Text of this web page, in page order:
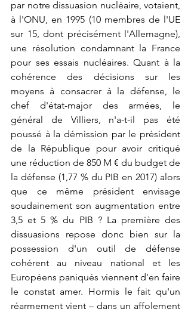
par notre dissuasion nucléaire, votaient,
à l'ONU, en 1995 (10 membres de l'UE
sur 15, dont précisément l'Allemagne),
une résolution condamnant la France
pour ses essais nucléaires. Quant à la
cohérence des décisions sur les
moyens à consacrer à la défense, le
chef d'état-major des armées, le
général de Villiers, n'a-t-il pas été
poussé à la démission par le président
de la République pour avoir critiqué
une réduction de 850 M € du budget de
la défense (1,77 % du PIB en 2017) alors
que ce même président envisage
soudainement son augmentation entre
3,5 et 5 % du PIB ? La première des
dissuasions repose donc bien sur la
possession d'un outil de défense
cohérent au niveau national et les
Européens paniqués viennent d'en faire
le constat amer. Hormis le fait qu'un
réarmement vient – dans un affolement